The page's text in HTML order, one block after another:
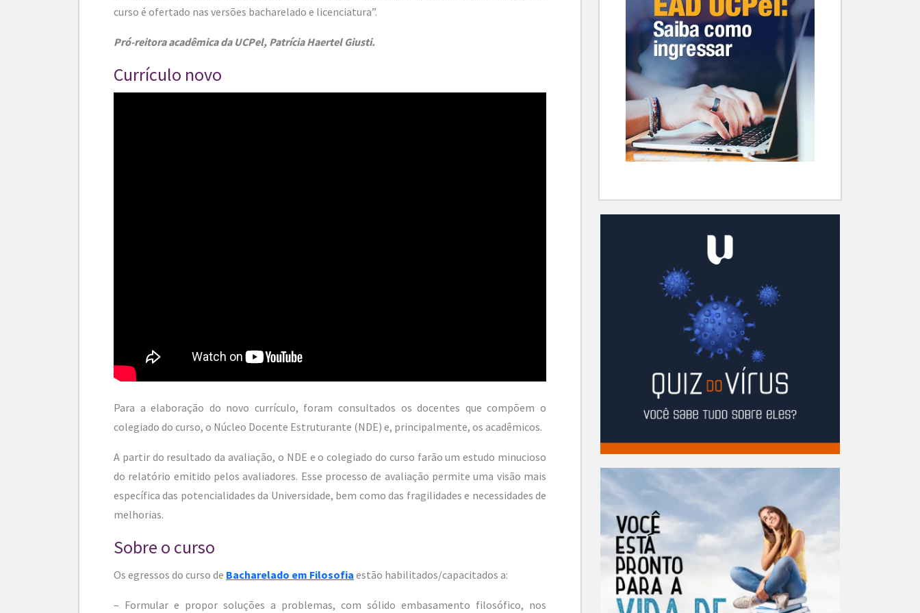
curso é ofertado nas versões bacharelado e licenciatura”.
Pró-reitora acadêmica da UCPel, Patrícia Haertel Giusti.
Currículo novo
Para a elaboração do novo currículo, foram consultados os docentes que compõem o
colegiado do curso, o Núcleo Docente Estruturante (NDE) e, principalmente, os acadêmicos.
A partir do resultado da avaliação, o NDE e o colegiado do curso farão um estudo minucioso
do relatório emitido pelos avaliadores. Esse processo de avaliação permite uma visão mais
específica das potencialidades da Universidade, bem como das fragilidades e necessidades de
melhorias.
Sobre o curso
Os egressos do curso de Bacharelado em Filosofia estão habilitados/capacitados a:
– Formular e propor soluções a problemas, com sólido embasamento filosófico, nos